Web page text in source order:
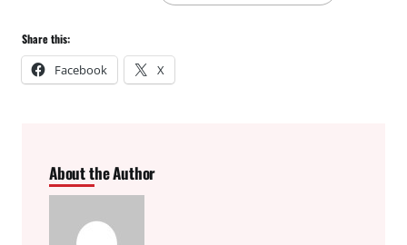
Share this:
Facebook X
About the Author